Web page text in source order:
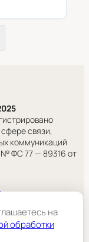
связи,
коммуникаций
ФС 77 — 89316 от
на
обработки